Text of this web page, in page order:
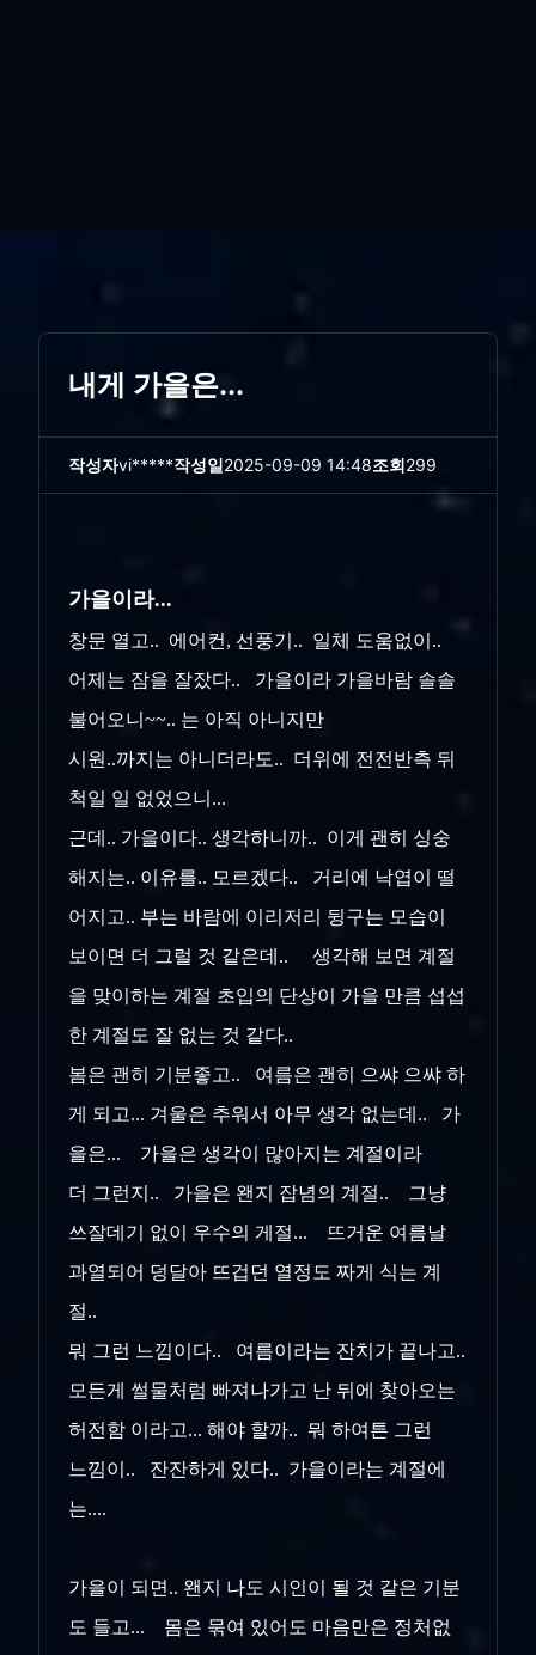
내게 가을은...
작성자vi*****작성일2025-09-09 14:48조회299
가을이라...
창문 열고.. 에어컨, 선풍기.. 일체 도움없이..
어제는 잠을 잘잤다.. 가을이라 가을바람 솔솔
불어오니~~.. 는 아직 아니지만
시원..까지는 아니더라도.. 더위에 전전반측 뒤
척일 일 없었으니...
근데.. 가을이다.. 생각하니까.. 이게 괜히 싱숭
해지는.. 이유를.. 모르겠다.. 거리에 낙엽이 떨
어지고.. 부는 바람에 이리저리 뒹구는 모습이
보이면 더 그럴 것 같은데.. 생각해 보면 계절
을 맞이하는 계절 초입의 단상이 가을 만큼 섭섭
한 계절도 잘 없는 것 같다..
봄은 괜히 기분좋고.. 여름은 괜히 으쌰 으쌰 하
게 되고... 겨울은 추워서 아무 생각 없는데.. 가
을은... 가을은 생각이 많아지는 계절이라
더 그런지.. 가을은 왠지 잡념의 계절.. 그냥
쓰잘데기 없이 우수의 게절... 뜨거운 여름날
과열되어 덩달아 뜨겁던 열정도 짜게 식는 계
절..
뭐 그런 느낌이다.. 여름이라는 잔치가 끝나고..
모든게 썰물처럼 빠져나가고 난 뒤에 찾아오는
허전함 이라고... 해야 할까.. 뭐 하여튼 그런
느낌이.. 잔잔하게 있다.. 가을이라는 계절에
는....
가을이 되면.. 왠지 나도 시인이 될 것 같은 기분
도 들고... 몸은 묶여 있어도 마음만은 정처없